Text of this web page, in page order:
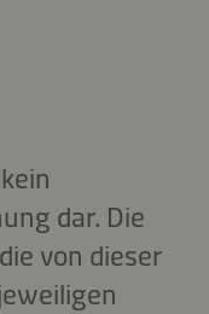
dar. Die
von dieser